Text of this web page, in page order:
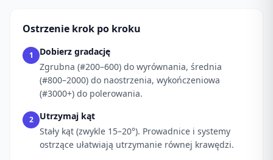
Ostrzenie krok po kroku
1
Dobierz gradację
Zgrubna (#200–600) do wyrównania, średnia
(#800–2000) do naostrzenia, wykończeniowa
(#3000+) do polerowania.
2
Utrzymaj kąt
Stały kąt (zwykle 15–20°). Prowadnice i systemy
ostrzące ułatwiają utrzymanie równej krawędzi.